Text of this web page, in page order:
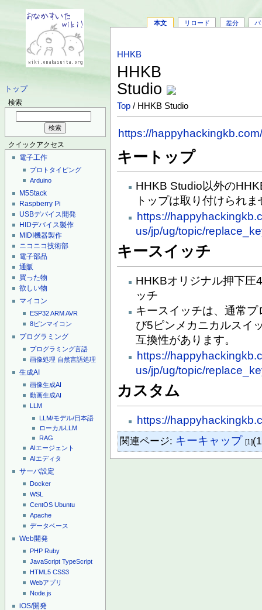
トップ
検索
クイックアクセス
電子工作
プロトタイピング
Arduino
M5Stack
Raspberry Pi
USBデバイス開発
HIDデバイス製作
MIDI機器製作
ニコニコ技術部
電子部品
通販
買った物
欲しい物
マイコン
ESP32ARMAVR
8ピンマイコン
プログラミング
プログラミング言語
画像処理 自然言語処理
生成AI
画像生成AI
動画生成AI
LLM
LLM/モデル/日本語
ローカルLLM
RAG
AIエージェント
AIエディタ
サーバ設定
Docker
WSL
CentOS Ubuntu
Apache
データベース
Web開発
PHP Ruby
JavaScript TypeScript
HTML5 CSS3
Webアプリ
Node.js
iOS/開発
本文 リロード 差分 バ
HHKB
HHKB
Studio
Top / HHKB Studio
https://
キートップ
HHKB Studio以外の
トップは取り付けられま
https://
us/jp/ug/topic/
キースイッチ
HHKBオリジナル押下圧
ッチ
キースイッチは、通常
び5ピンメカニカルスイ
互換性があります。
https://
us/jp/ug/topic/
カスタム
https://
関連ページ: キーキャップ [1]